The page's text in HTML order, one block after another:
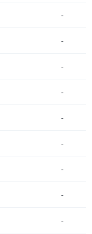
-
-
-
-
-
-
-
-
-